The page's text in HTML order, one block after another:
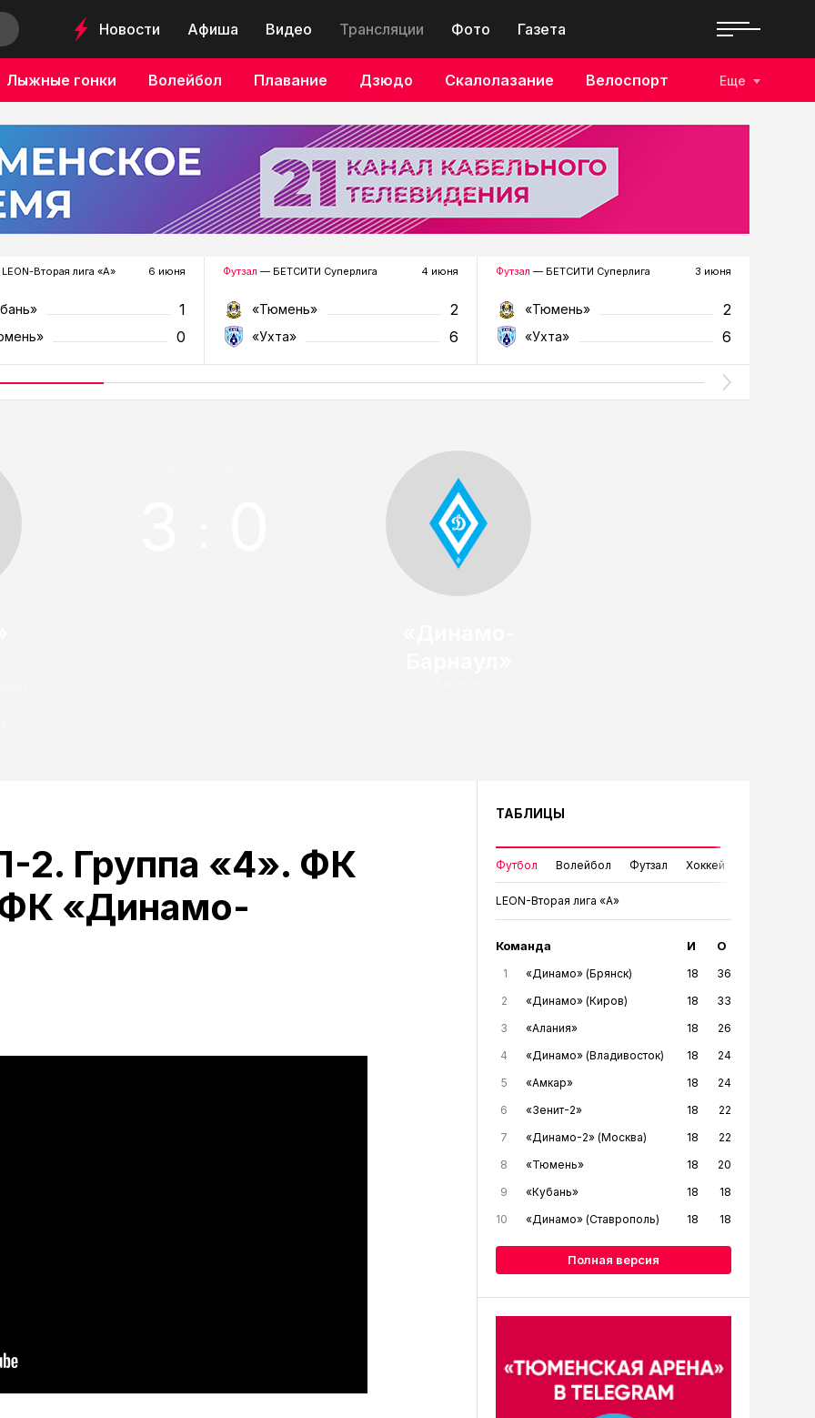
Новости Афиша Видео Трансляции Фото Газета
Лыжные гонки Волейбол Плавание Дзюдо Скалолазание Велоспорт Еще
Вторая лига «А» 6 июня
1
0
Футзал — БЕТСИТИ Суперлига 4 июня
«Тюмень» 2
«Ухта» 6
Футзал — БЕТСИТИ Суперлига 3 июня
«Тюмень» 2
«Ухта» 6
2. Группа «4». ФК
«Динамо-
ТАБЛИЦЫ
Футбол Волейбол Футзал Хоккей
LEON-Вторая лига «А»
Команда И О
1 «Динамо» (Брянск) 18
36
2
«Динамо» (Киров) 18
33
3
«Алания» 18
26
4
«Динамо» (Владивосток) 18
24
5
«Амкар» 18
24
6
«Зенит-2» 18
22
7
«Динамо-2» (Москва) 18
22
8
«Тюмень» 18
20
9
«Кубань» 18
18
10
«Динамо» (Ставрополь) 18 18
Полная версия